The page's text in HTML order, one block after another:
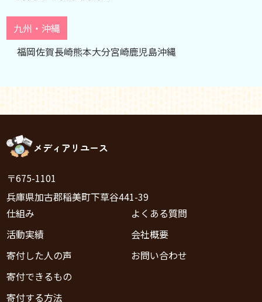
九州・沖縄
福岡佐賀長崎熊本大分宮崎鹿児島沖縄
メディアリユース
〒675-1101
兵庫県加古郡稲美町下草谷441-39
仕組み
活動実績
寄付した人の声
寄付できるもの
寄付する方法
よくある質問
会社概要
お問い合わせ